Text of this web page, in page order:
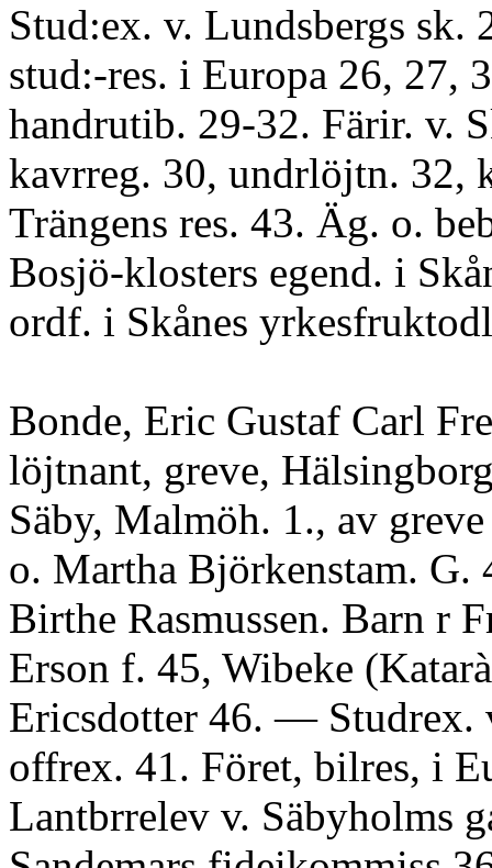
Stud:ex. v. Lundsbergs sk.
stud:-res. i Europa 26, 27,
handrutib. 29-32. Färir. v.
kavrreg. 30, undrlöjtn. 32,
Trängens res. 43. Äg. o.
Bosjö-klosters egend. i
ordf. i Skånes
Bonde, Eric Gustaf Carl
löjtnant, greve,
Säby, Malmöh. 1., av
o. Martha Björkenstam. G.
Birthe Rasmussen. Barn r
Erson f. 45, Wibeke
Ericsdotter 46. — Studrex.
offrex. 41. Föret, bilres, i
Lantbrrelev v. Säbyholms